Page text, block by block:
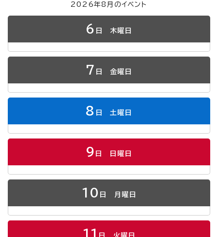
2026年8月のイベント
6 日 木曜日
7 日 金曜日
8 日 土曜日
9 日 日曜日
10 日 月曜日
11 日 火曜日